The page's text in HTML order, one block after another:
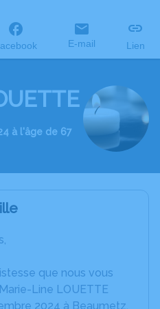
E-mail Lien
à l'âge de 67
que nous vous
Line LOUETTE
2024 à Beaumetz.